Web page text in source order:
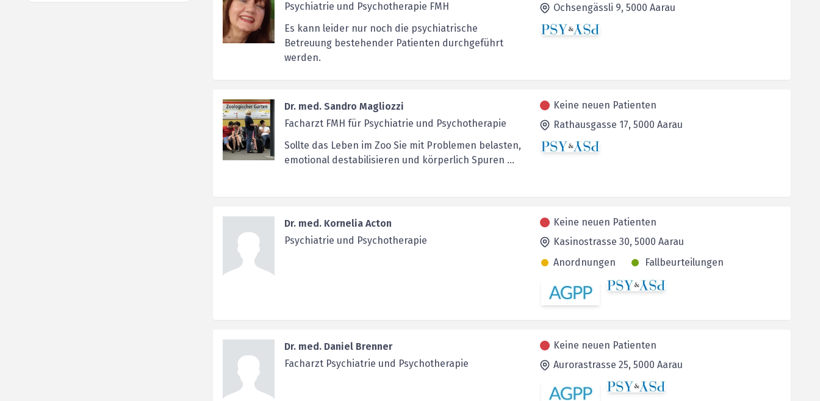
Psychiatrie und Psychotherapie FMH
Es kann leider nur noch die psychiatrische
Betreuung bestehender Patienten durchgeführt
werden.
Ochsengässli 9, 5000 Aarau
Dr. med. Sandro Magliozzi
Facharzt FMH für Psychiatrie und Psychotherapie
Sollte das Leben im Zoo Sie mit Problemen belasten,
emotional destabilisieren und körperlich Spuren ...
Keine neuen Patienten
Rathausgasse 17, 5000 Aarau
Dr. med. Kornelia Acton
Psychiatrie und Psychotherapie
Keine neuen Patienten
Kasinostrasse 30, 5000 Aarau
Anordnungen
Fallbeurteilungen
Dr. med. Daniel Brenner
Facharzt Psychiatrie und Psychotherapie
Keine neuen Patienten
Aurorastrasse 25, 5000 Aarau